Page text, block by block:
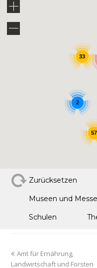
57
33
2
Zurücksetzen
Museen und
Schulen
Amt für Ernährung,
Landwirtschaft und Forsten